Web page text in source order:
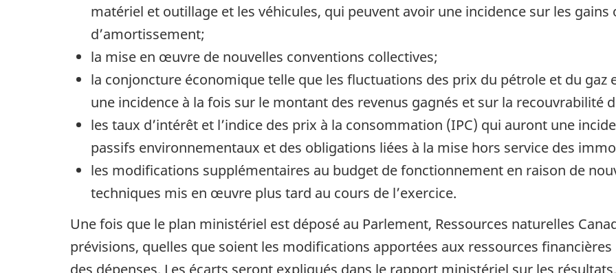
matériel et outillage et les véhicules, qui peuvent avoir une incidence sur les gains
d’amortissement;
la mise en œuvre de nouvelles conventions collectives;
la conjoncture économique telle que les fluctuations des prix du pétrole et du gaz
une incidence à la fois sur le montant des revenus gagnés et sur la recouvrabilité
les taux d’intérêt et l’indice des prix à la consommation (IPC) qui auront une
passifs environnementaux et des obligations liées à la mise hors service des
les modifications supplémentaires au budget de fonctionnement en raison de
techniques mis en œuvre plus tard au cours de l’exercice.
Une fois que le plan ministériel est déposé au Parlement, Ressources naturelles
prévisions, quelles que soient les modifications apportées aux ressources
des dépenses. Les écarts seront expliqués dans le rapport ministériel sur les résultats.